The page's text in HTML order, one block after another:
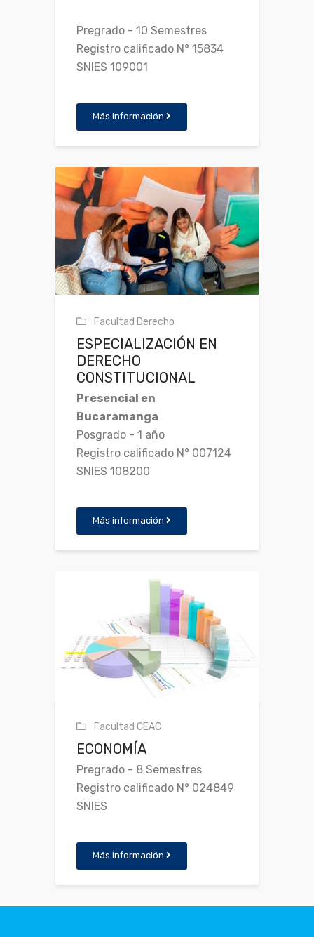
Pregrado - 10 Semestres
Registro calificado N° 15834
SNIES 109001
Más información
Facultad Derecho
ESPECIALIZACIÓN EN
DERECHO
CONSTITUCIONAL
Presencial en
Bucaramanga
Posgrado - 1 año
Registro calificado N° 007124
SNIES 108200
Más información
Facultad CEAC
ECONOMÍA
Pregrado - 8 Semestres
Registro calificado N° 024849
SNIES
Más información